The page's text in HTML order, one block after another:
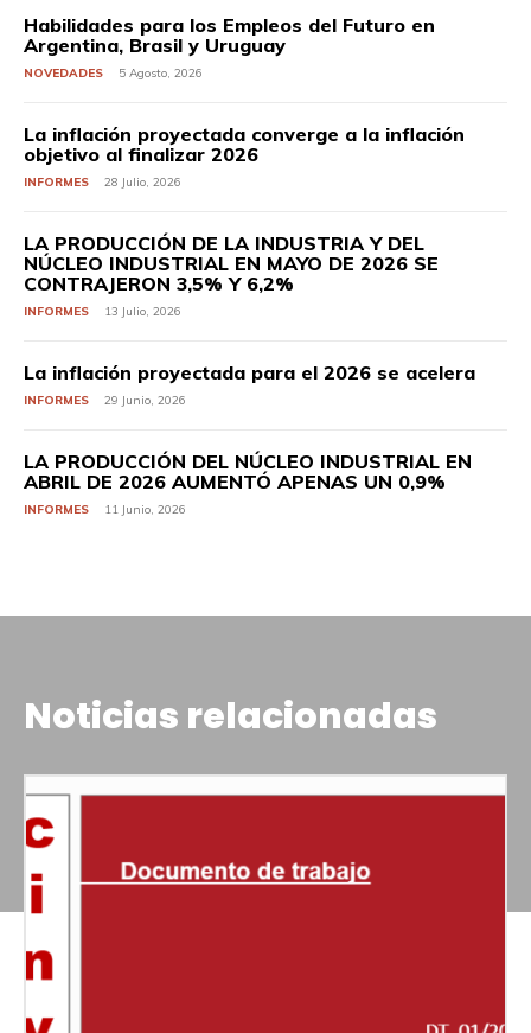
Habilidades para los Empleos del Futuro en
Argentina, Brasil y Uruguay
NOVEDADES 5 Agosto, 2026
La inflación proyectada converge a la inflación
objetivo al finalizar 2026
INFORMES 28 Julio, 2026
LA PRODUCCIÓN DE LA INDUSTRIA Y DEL
NÚCLEO INDUSTRIAL EN MAYO DE 2026 SE
CONTRAJERON 3,5% Y 6,2%
INFORMES 13 Julio, 2026
La inflación proyectada para el 2026 se acelera
INFORMES 29 Junio, 2026
LA PRODUCCIÓN DEL NÚCLEO INDUSTRIAL EN
ABRIL DE 2026 AUMENTÓ APENAS UN 0,9%
INFORMES 11 Junio, 2026
Noticias relacionadas